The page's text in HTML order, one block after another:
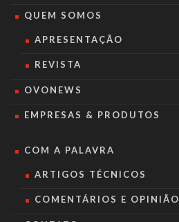
QUEM SOMOS
APRESENTAÇÃO
REVISTA
OVONEWS
EMPRESAS & PRODUTOS
COM A PALAVRA
ARTIGOS TÉCNICOS
COMENTÁRIOS E OPINIÃO